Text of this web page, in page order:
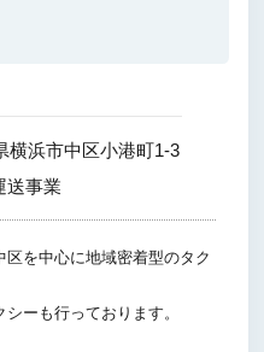
横浜市中区小港町1-3
送事業
を中心に地域密着型のタク
ーも行っております。